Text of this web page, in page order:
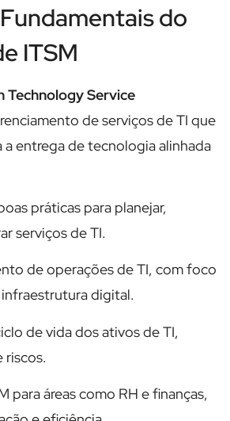
do
ITSM
Technology Service
de serviços de TI que
a entrega de tecnologia alinhada
práticas para planejar,
serviços de TI.
de operações de TI, com foco
digital.
de vida dos ativos de TI,
riscos.
para áreas como RH e finanças,